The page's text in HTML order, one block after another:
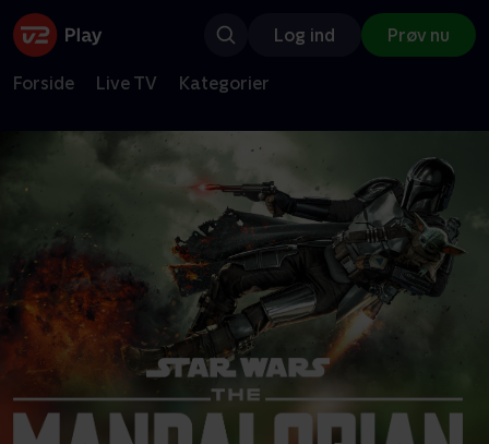
Log ind Prøv nu
Forside Live TV Kategorier